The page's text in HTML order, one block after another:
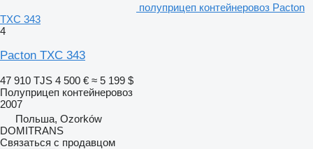
полуприцеп контейнеровоз Pacton
TXC 343
4
Pacton TXC 343
47 910 TJS 4 500 € ≈ 5 199 $
Полуприцеп контейнеровоз
2007
Польша, Ozorków
DOMITRANS
Связаться с продавцом